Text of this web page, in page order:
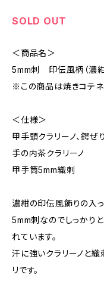
SOLD OUT
＜商品名＞
5mm刺 印伝風柄（濃
※この商品は焼きコテ
＜仕様＞
甲手頭クラリーノ、鍔ぜ
手の内茶クラリーノ
甲手筒5mm織刺
濃紺の印伝風飾りの入っ
5mm刺なのでしっかり
れています。
汗に強いクラリーノと
リです。